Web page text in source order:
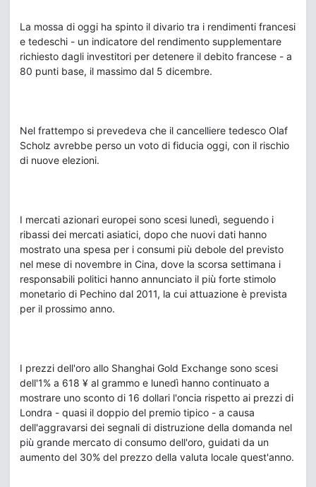
La mossa di oggi ha spinto il divario tra i rendimenti francesi
e tedeschi - un indicatore del rendimento supplementare
richiesto dagli investitori per detenere il debito francese - a
80 punti base, il massimo dal 5 dicembre.
Nel frattempo si prevedeva che il cancelliere tedesco Olaf
Scholz avrebbe perso un voto di fiducia oggi, con il rischio
di nuove elezioni.
I mercati azionari europei sono scesi lunedì, seguendo i
ribassi dei mercati asiatici, dopo che nuovi dati hanno
mostrato una spesa per i consumi più debole del previsto
nel mese di novembre in Cina, dove la scorsa settimana i
responsabili politici hanno annunciato il più forte stimolo
monetario di Pechino dal 2011, la cui attuazione è prevista
per il prossimo anno.
I prezzi dell'oro allo Shanghai Gold Exchange sono scesi
dell'1% a 618 ¥ al grammo e lunedì hanno continuato a
mostrare uno sconto di 16 dollari l'oncia rispetto ai prezzi di
Londra - quasi il doppio del premio tipico - a causa
dell'aggravarsi dei segnali di distruzione della domanda nel
più grande mercato di consumo dell'oro, guidati da un
aumento del 30% del prezzo della valuta locale quest'anno.